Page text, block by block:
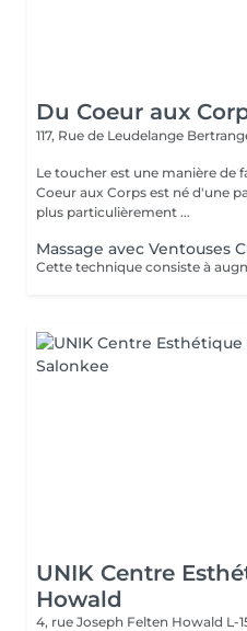
Du Coeur aux
117, Rue de Leudelange
Le toucher est une manière de
Coeur aux Corps est né d'une
plus particulièrement ...
Massage avec Ventouses
UNIK Centre
Howald
4, rue Joseph Felten Howald L-